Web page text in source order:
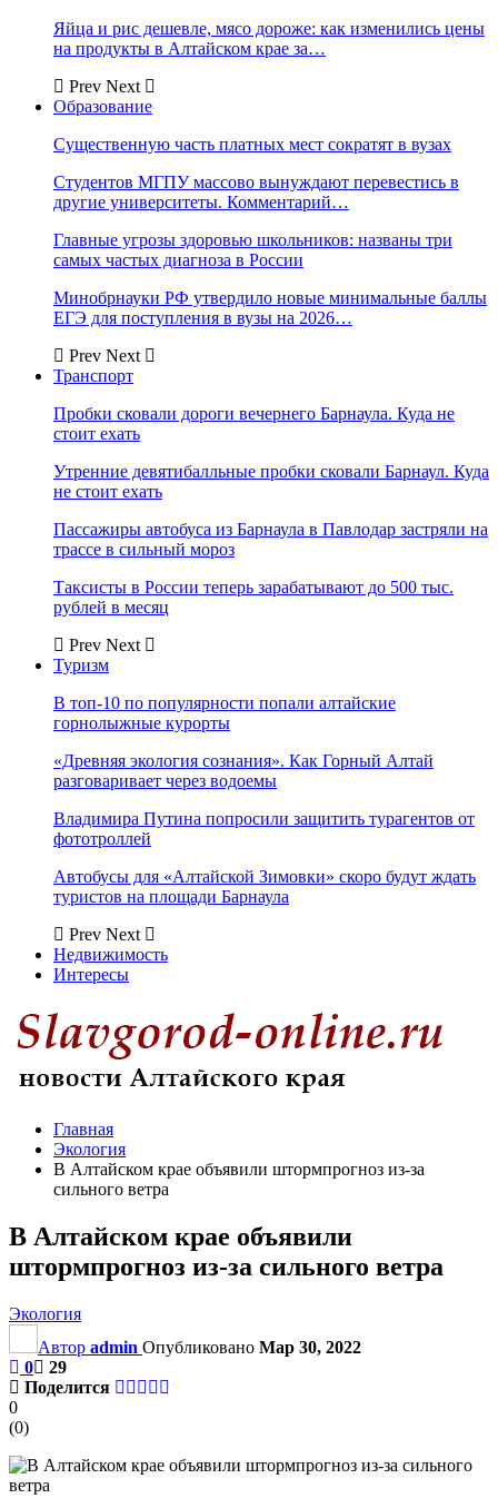
Яйца и рис дешевле, мясо дороже: как изменились цены
на продукты в Алтайском крае за…
Prev Next
Образование
Существенную часть платных мест сократят в вузах
Студентов МГПУ массово вынуждают перевестись в
другие университеты. Комментарий…
Главные угрозы здоровью школьников: названы три
самых частых диагноза в России
Минобрнауки РФ утвердило новые минимальные баллы
ЕГЭ для поступления в вузы на 2026…
Prev Next
Транспорт
Пробки сковали дороги вечернего Барнаула. Куда не
стоит ехать
Утренние девятибалльные пробки сковали Барнаул. Куда
не стоит ехать
Пассажиры автобуса из Барнаула в Павлодар застряли на
трассе в сильный мороз
Таксисты в России теперь зарабатывают до 500 тыс.
рублей в месяц
Prev Next
Туризм
В топ-10 по популярности попали алтайские
горнолыжные курорты
«Древняя экология сознания». Как Горный Алтай
разговаривает через водоемы
Владимира Путина попросили защитить турагентов от
фототроллей
Автобусы для «Алтайской Зимовки» скоро будут ждать
туристов на площади Барнаула
Prev Next
Недвижимость
Интересы
Главная
Экология
В Алтайском крае объявили штормпрогноз из-за
сильного ветра
В Алтайском крае объявили
штормпрогноз из-за сильного ветра
Экология
Автор admin Опубликовано Мар 30, 2022
0
29
Поделится
0
(0)